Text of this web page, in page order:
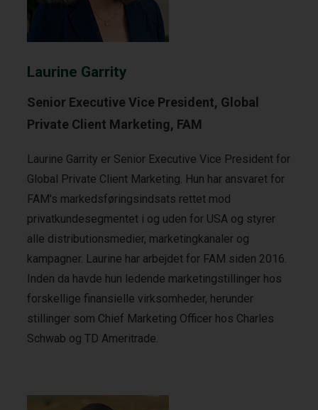
Laurine Garrity
Senior Executive Vice President, Global
Private Client Marketing, FAM
Laurine Garrity er Senior Executive Vice President for
Global Private Client Marketing. Hun har ansvaret for
FAM's markedsføringsindsats rettet mod
privatkundesegmentet i og uden for USA og styrer
alle distributionsmedier, marketingkanaler og
kampagner. Laurine har arbejdet for FAM siden 2016.
Inden da havde hun ledende marketingstillinger hos
forskellige finansielle virksomheder, herunder
stillinger som Chief Marketing Officer hos Charles
Schwab og TD Ameritrade.